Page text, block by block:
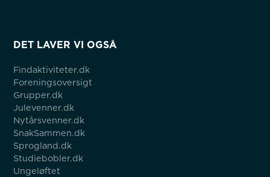
DET LAVER VI OGSÅ
Findaktiviteter.dk
Foreningsoversigt
Grupper.dk
Julevenner.dk
Nytårsvenner.dk
SnakSammen.dk
Sprogland.dk
Studiebobler.dk
Ungeløftet